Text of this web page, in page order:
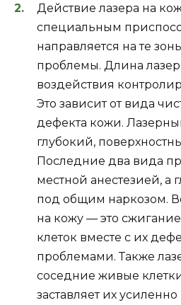
Действие лазера на
специальным
направляется на те
проблемы. Длина
воздействия
Это зависит от вида
дефекта кожи.
глубокий,
Последние два вида
местной анестезией, а
под общим наркозом.
на кожу — это
клеток вместе с их
проблемами. Также
соседние живые
заставляет их